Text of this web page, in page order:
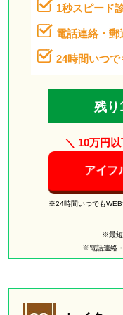
1秒スピード
電話連絡・郵
24時間いつで
残り
＼ 10万円
アイフ
※24時間いつでも
※最短
※電話連絡